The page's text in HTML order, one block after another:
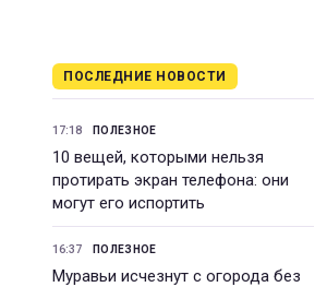
ПОСЛЕДНИЕ НОВОСТИ
17:18 ПОЛЕЗНОЕ
10 вещей, которыми нельзя
протирать экран телефона: они
могут его испортить
16:37 ПОЛЕЗНОЕ
Муравьи исчезнут с огорода без